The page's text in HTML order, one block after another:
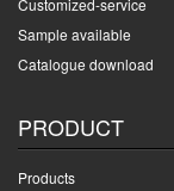
Customized-service
Sample available
Catalogue download
PRODUCT
Products